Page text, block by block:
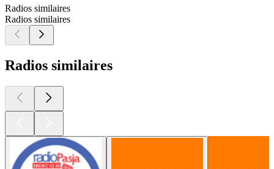
Radios similaires
Radios similaires
Radios similaires